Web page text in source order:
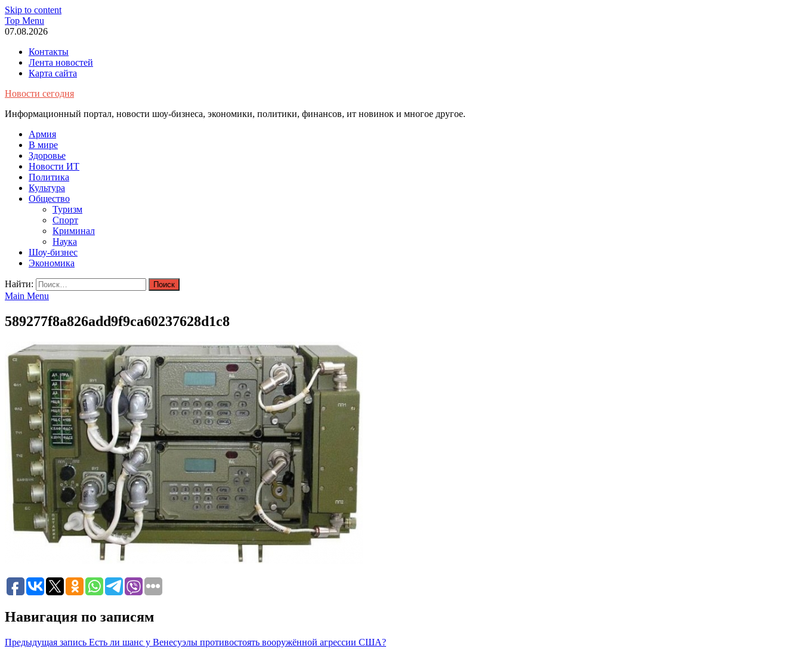
Skip to content
Top Menu
07.08.2026
Контакты
Лента новостей
Карта сайта
Новости сегодня
Информационный портал, новости шоу-бизнеса, экономики, политики, финансов, ит новинок и многое другое.
Армия
В мире
Здоровье
Новости ИТ
Политика
Культура
Общество
Туризм
Спорт
Криминал
Наука
Шоу-бизнес
Экономика
Найти:
Main Menu
589277f8a826add9f9ca60237628d1c8
Навигация по записям
Предыдущая запись Есть ли шанс у Венесуэлы противостоять вооружённой агрессии США?